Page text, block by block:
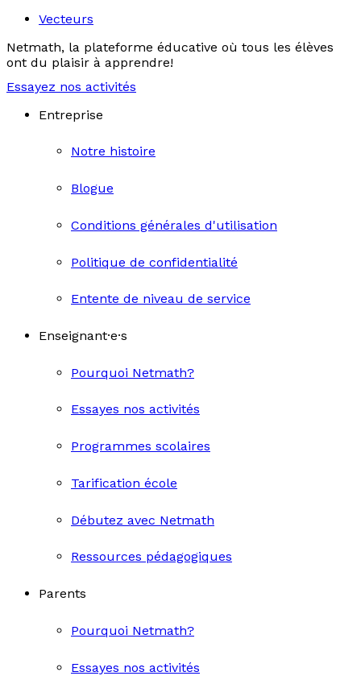
Vecteurs
Netmath, la plateforme éducative où tous les élèves
ont du plaisir à apprendre!
Essayez nos activités
Entreprise
Notre histoire
Blogue
Conditions générales d'utilisation
Politique de confidentialité
Entente de niveau de service
Enseignant·e·s
Pourquoi Netmath?
Essayes nos activités
Programmes scolaires
Tarification école
Débutez avec Netmath
Ressources pédagogiques
Parents
Pourquoi Netmath?
Essayes nos activités